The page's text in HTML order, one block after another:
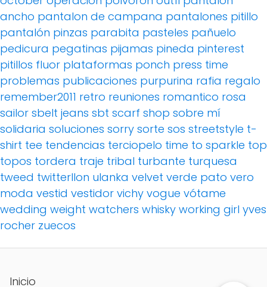
ancho pantalon de campana pantalones pitillo
pantalón pinzas parabita pasteles pañuelo
pedicura pegatinas pijamas pineda pinterest
pitillos fluor plataformas ponch press time
problemas publicaciones purpurina rafia regalo
remember2011 retro reuniones romantico rosa
sailor sbelt jeans sbt scarf shop sobre mí
solidaria soluciones sorry sorte sos streetstyle t-
shirt tee tendencias terciopelo time to sparkle top
topos tordera traje tribal turbante turquesa
tweed twitterllon ulanka velvet verde pato vero
moda vestid vestidor vichy vogue vótame
wedding weight watchers whisky working girl yves
rocher zuecos
Inicio